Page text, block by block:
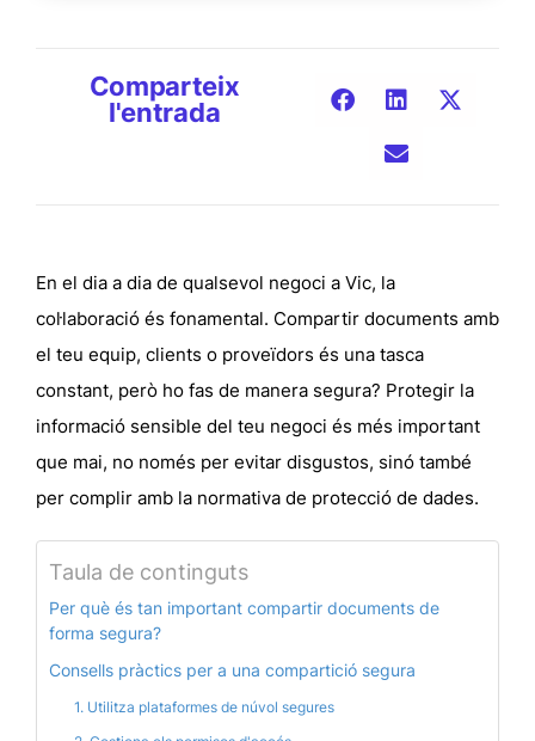
Comparteix
l'entrada
En el dia a dia de qualsevol negoci a Vic, la
col·laboració és fonamental. Compartir documents amb
el teu equip, clients o proveïdors és una tasca
constant, però ho fas de manera segura? Protegir la
informació sensible del teu negoci és més important
que mai, no només per evitar disgustos, sinó també
per complir amb la normativa de protecció de dades.
Taula de continguts
Per què és tan important compartir documents de
forma segura?
Consells pràctics per a una compartició segura
1. Utilitza plataformes de núvol segures